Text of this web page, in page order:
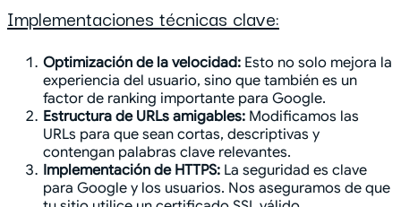
Implementaciones técnicas clave:
Optimización de la velocidad: Esto no solo mejora la
experiencia del usuario, sino que también es un
factor de ranking importante para Google.
Estructura de URLs amigables: Modificamos las
URLs para que sean cortas, descriptivas y
contengan palabras clave relevantes.
Implementación de HTTPS: La seguridad es clave
para Google y los usuarios. Nos aseguramos de que